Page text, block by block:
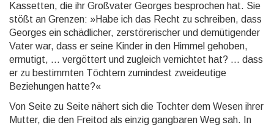
Kassetten, die ihr Großvater Georges besprochen hat. Sie
stößt an Grenzen: »Habe ich das Recht zu schrei­ben, dass
Georges ein schädlicher, zerstörerischer und demütigender
Vater war, dass er seine Kinder in den Himmel gehoben,
ermutigt, ... vergöttert und zugleich vernichtet hat? ... dass
er zu bestimmten Töch­tern zu­min­dest zweideutige
Beziehungen hatte?«
Von Seite zu Seite nähert sich die Tochter dem Wesen ihrer
Mutter, die den Freitod als einzig gangbaren Weg sah. In